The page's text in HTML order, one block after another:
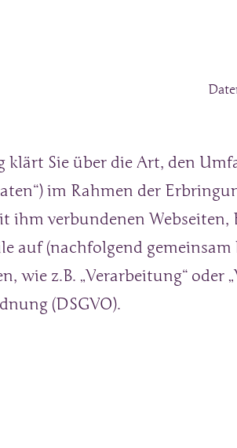
Sie über die Art, den
im Rahmen der
ihm verbundenen
auf (nachfolgend
wie z.B. „Verarbeitung“
(DSGVO).